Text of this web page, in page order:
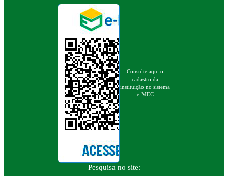
Consulte aqui o
cadastro da
instituição no sistema
e-MEC
Pesquisa no site: